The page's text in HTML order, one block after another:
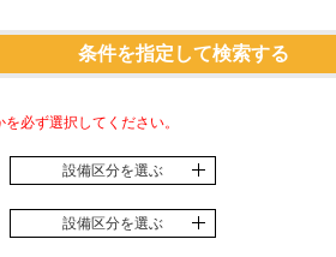
条件を指定して検索する
必ず選択してください。
設備区分を選ぶ
設備区分を選ぶ